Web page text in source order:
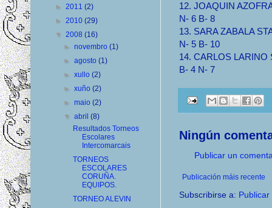
12. JOAQUIN
N- 6 B- 8
13. SARA ZABALA
N- 5 B- 10
14. CARLOS LARINO
B- 4 N- 7
Ningún
Publicar un
Publicación máis recente
Subscribirse a:
► 2011 (2)
► 2010 (29)
▼ 2008 (16)
►novembro(1)
►agosto(1)
►xullo(2)
►xuño(2)
►maio(2)
▼abril(8)
Resultados Torneos
Escolares
Intercomarcais
TORNEOS
ESCOLARES
CORUÑA.
EQUIPOS.
TORNEO ALEVIN